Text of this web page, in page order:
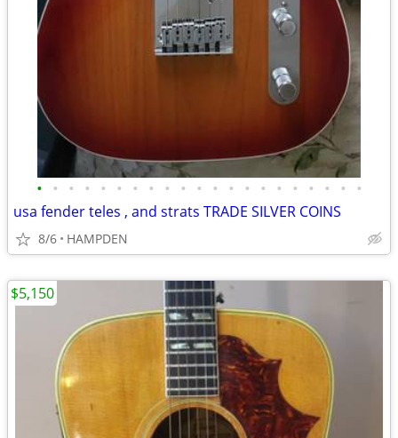
• • • • • • • • • • • • • • • • • • • • •
usa fender teles , and strats TRADE SILVER COINS
8/6 HAMPDEN
$5,150